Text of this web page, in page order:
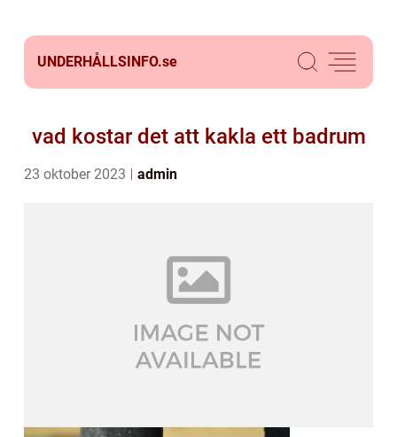
UNDERHÅLLSINFO.se
vad kostar det att kakla ett badrum
23 oktober 2023 admin